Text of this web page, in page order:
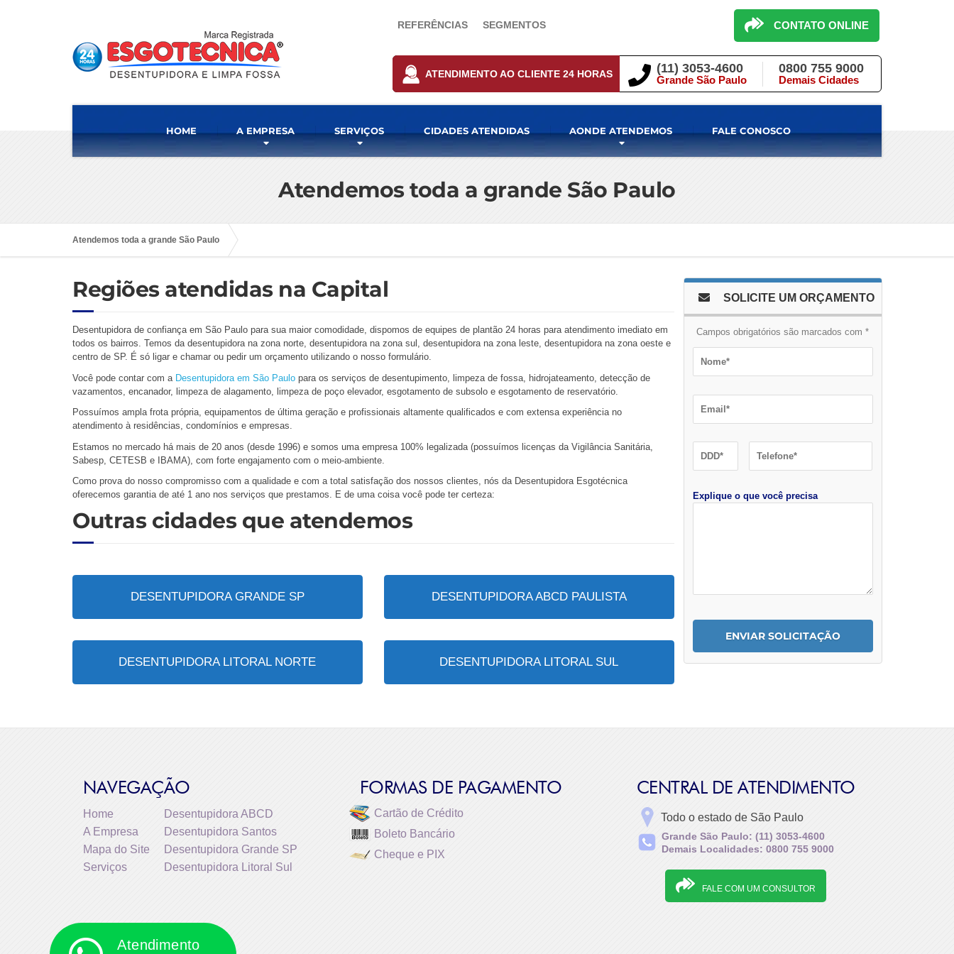
Atendimento
REFERÊNCIAS SEGMENTOS CONTATO ONLINE
ATENDIMENTO AO CLIENTE 24 HORAS (11) 3053-4600
Grande São Paulo
0800 755 9000
Demais Cidades
HOME A EMPRESA SERVIÇOS CIDADES ATENDIDAS AONDE ATENDEMOS FALE CONOSCO
Atendemos toda a grande São Paulo
Atendemos toda a grande São Paulo
Regiões atendidas na Capital
Desentupidora de confiança em São Paulo para sua maior comodidade, dispomos de equipes de plantão 24 horas para atendimento imediato em
todos os bairros. Temos da desentupidora na zona norte, desentupidora na zona sul, desentupidora na zona leste, desentupidora na zona oeste e
centro de SP. É só ligar e chamar ou pedir um orçamento utilizando o nosso formulário.
Você pode contar com a Desentupidora em São Paulo para os serviços de desentupimento, limpeza de fossa, hidrojateamento, detecção de
vazamentos, encanador, limpeza de alagamento, limpeza de poço elevador, esgotamento de subsolo e esgotamento de reservatório.
Possuímos ampla frota própria, equipamentos de última geração e profissionais altamente qualificados e com extensa experiência no
atendimento à residências, condomínios e empresas.
Estamos no mercado há mais de 20 anos (desde 1996) e somos uma empresa 100% legalizada (possuímos licenças da Vigilância Sanitária,
Sabesp, CETESB e IBAMA), com forte engajamento com o meio-ambiente.
Como prova do nosso compromisso com a qualidade e com a total satisfação dos nossos clientes, nós da Desentupidora Esgotécnica
oferecemos garantia de até 1 ano nos serviços que prestamos. E de uma coisa você pode ter certeza:
Outras cidades que atendemos
DESENTUPIDORA GRANDE SP
DESENTUPIDORA LITORAL NORTE
DESENTUPIDORA ABCD PAULISTA
DESENTUPIDORA LITORAL SUL
SOLICITE UM ORÇAMENTO
Campos obrigatórios são marcados com *
Explique o que você precisa
NAVEGAÇÃO
Home
A Empresa
Mapa do Site
Serviços
Desentupidora ABCD
Desentupidora Santos
Desentupidora Grande SP
Desentupidora Litoral Sul
FORMAS DE PAGAMENTO
Cartão de Crédito
Boleto Bancário
Cheque e PIX
CENTRAL DE ATENDIMENTO
Todo o estado de São Paulo
Grande São Paulo: (11) 3053-4600
Demais Localidades: 0800 755 9000
FALE COM UM CONSULTOR